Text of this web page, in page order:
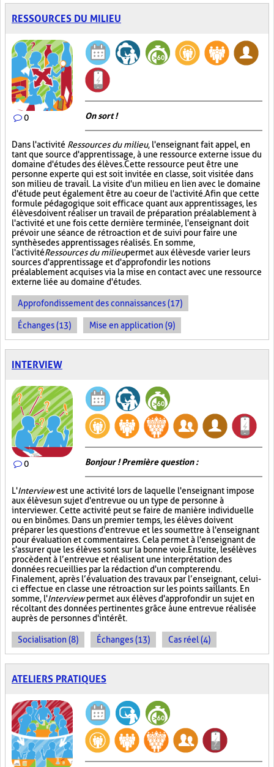
RESSOURCES DU MILIEU
0 On sort !
Dans l'activité Ressources du milieu, l'enseignant fait appel, en
tant que source d'apprentissage, à une ressource externe issue du
domaine d'études des élèves. Cette ressource peut être une
personne experte qui est soit invitée en classe, soit visitée dans
son milieu de travail. La visite d'un milieu en lien avec le domaine
d'étude peut également être au coeur de l'activité. Afin que cette
formule pédagogique soit efficace quant aux apprentissages, les
élèves doivent réaliser un travail de préparation préalablement à
l'activité et une fois cette dernière terminée, l'enseignant doit
prévoir une séance de rétroaction et de suivi pour faire une
synthèse des apprentissages réalisés. En somme,
l'activitéRessources du milieupermet aux élèves de varier leurs
sources d'apprentissage et d'approfondir les notions
préalablement acquises via la mise en contact avec une ressource
externe liée au domaine d'études.
Approfondissement des connaissances (17)
Échanges (13) Mise en application (9)
INTERVIEW
0 Bonjour ! Première question :
L'Interviewest une activité lors de laquelle l'enseignant impose
aux élèves un sujet d'entrevue ou un type de personne à
interviewer. Cette activité peut se faire de manière individuelle
ou en binômes. Dans un premier temps, les élèves doivent
préparer les questions d'entrevue et les soumettre à l'enseignant
pour évaluation et commentaires. Cela permet à l'enseignant de
s'assurer que les élèves sont sur la bonne voie. Ensuite, les élèves
procèdent à l’entrevue et réalisent une interprétation des
données recueillies par la rédaction d'un compte rendu.
Finalement, après l’évaluation des travaux par l’enseignant, celui-
ci effectue en classe une rétroaction sur les points saillants. En
somme, l'Interviewpermet aux élèves d'approfondir un sujet en
récoltant des données pertinentes grâce à une entrevue réalisée
auprès de personnes d'intérêt.
Socialisation (8) Échanges (13) Cas réel (4)
ATELIERS PRATIQUES